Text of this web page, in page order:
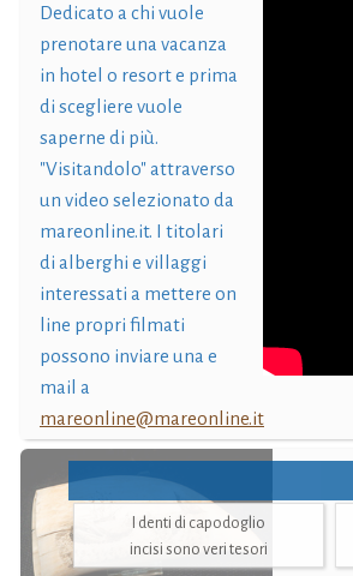
Dedicato a chi vuole
prenotare una vacanza
in hotel o resort e prima
di scegliere vuole
saperne di più.
"Visitandolo" attraverso
un video selezionato da
mareonline.it. I titolari
di alberghi e villaggi
interessati a mettere on
line propri filmati
possono inviare una e
mail a
mareonline@mareonline.it
I denti di capodoglio
incisi sono veri tesori